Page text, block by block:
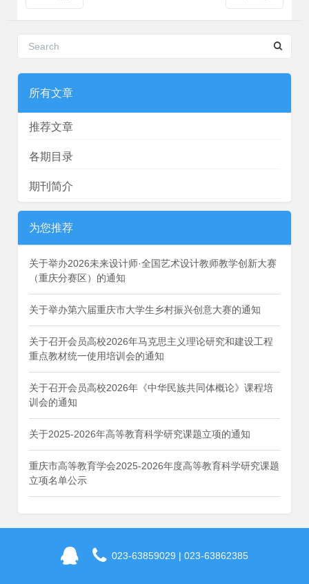
所有文章
推荐文章
各期目录
期刊简介
为您推荐
关于举办2026未来设计师·全国艺术设计教师教学创新大赛
（重庆分赛区）的通知
关于举办第六届重庆市大学生乡村振兴创意大赛的通知
关于召开会员高校2026年马克思主义理论研究和建设工程
重点教材统一使用培训会的通知
关于召开会员高校2026年《中华民族共同体概论》课程培
训会的通知
关于2025-2026年高等教育科学研究课题立项的通知
重庆市高等教育学会2025-2026年度高等教育科学研究课题
立项名单公示
023-63859029 | 023-63862385